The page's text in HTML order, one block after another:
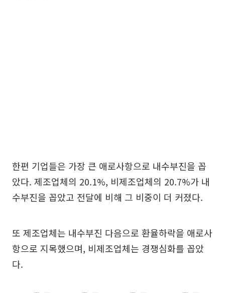
한편 기업들은 가장 큰 애로사항으로 내수부진을 꼽
았다. 제조업체의 20.1%, 비제조업체의 20.7%가 내
수부진을 꼽았고 전달에 비해 그 비중이 더 커졌다.
또 제조업체는 내수부진 다음으로 환율하락을 애로사
항으로 지목했으며, 비제조업체는 경쟁심화를 꼽았
다.